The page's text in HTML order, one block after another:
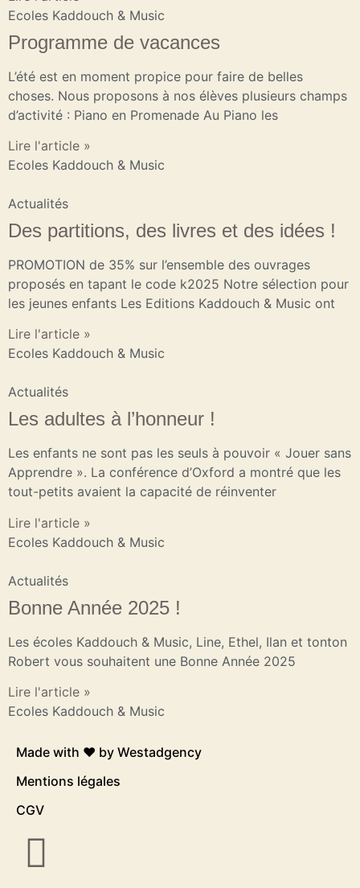
Ecoles Kaddouch & Music
Programme de vacances
L’été est en moment propice pour faire de belles
choses. Nous proposons à nos élèves plusieurs champs
d’activité : Piano en Promenade Au Piano les
Lire l'article »
Ecoles Kaddouch & Music
Actualités
Des partitions, des livres et des idées !
PROMOTION de 35% sur l’ensemble des ouvrages
proposés en tapant le code k2025 Notre sélection pour
les jeunes enfants Les Editions Kaddouch & Music ont
Lire l'article »
Ecoles Kaddouch & Music
Actualités
Les adultes à l’honneur !
Les enfants ne sont pas les seuls à pouvoir « Jouer sans
Apprendre ». La conférence d’Oxford a montré que les
tout-petits avaient la capacité de réinventer
Lire l'article »
Ecoles Kaddouch & Music
Actualités
Bonne Année 2025 !
Les écoles Kaddouch & Music, Line, Ethel, Ilan et tonton
Robert vous souhaitent une Bonne Année 2025
Lire l'article »
Ecoles Kaddouch & Music
Made with ❤️ by Westadgency
Mentions légales
CGV